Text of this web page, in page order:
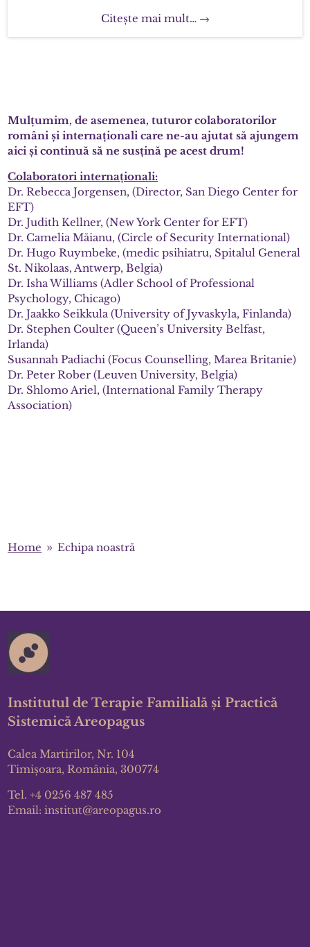
Citește mai mult… →
Mulțumim, de asemenea, tuturor colaboratorilor
români și internaționali care ne-au ajutat să ajungem
aici și continuă să ne susțină pe acest drum!
Colaboratori internaționali:
Dr. Rebecca Jorgensen, (Director, San Diego Center for
EFT)
Dr. Judith Kellner, (New York Center for EFT)
Dr. Camelia Măianu, (Circle of Security International)
Dr. Hugo Ruymbeke, (medic psihiatru, Spitalul General
St. Nikolaas, Antwerp, Belgia)
Dr. Isha Williams (Adler School of Professional
Psychology, Chicago)
Dr. Jaakko Seikkula (University of Jyvaskyla, Finlanda)
Dr. Stephen Coulter (Queen’s University Belfast,
Irlanda)
Susannah Padiachi (Focus Counselling, Marea Britanie)
Dr. Peter Rober (Leuven University, Belgia)
Dr. Shlomo Ariel, (International Family Therapy
Association)
Home 9 Echipa noastră
Institutul de Terapie Familială și Practică
Sistemică Areopagus
Calea Martirilor, Nr. 104
Timișoara, România, 300774
Tel. +4 0256 487 485
Email:institut@areopagus.ro